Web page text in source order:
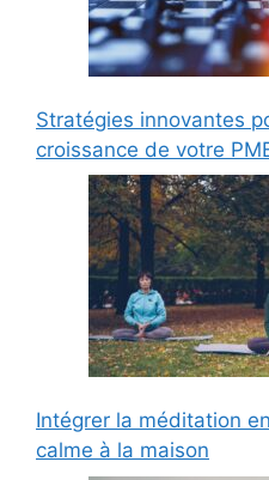
Stratégies innovantes
croissance de votre
Intégrer la méditation
calme à la maison